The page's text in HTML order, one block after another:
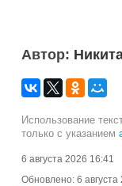
Автор:
Использование
только с указанием
6 августа 2026 16:41
Обновлено: 6